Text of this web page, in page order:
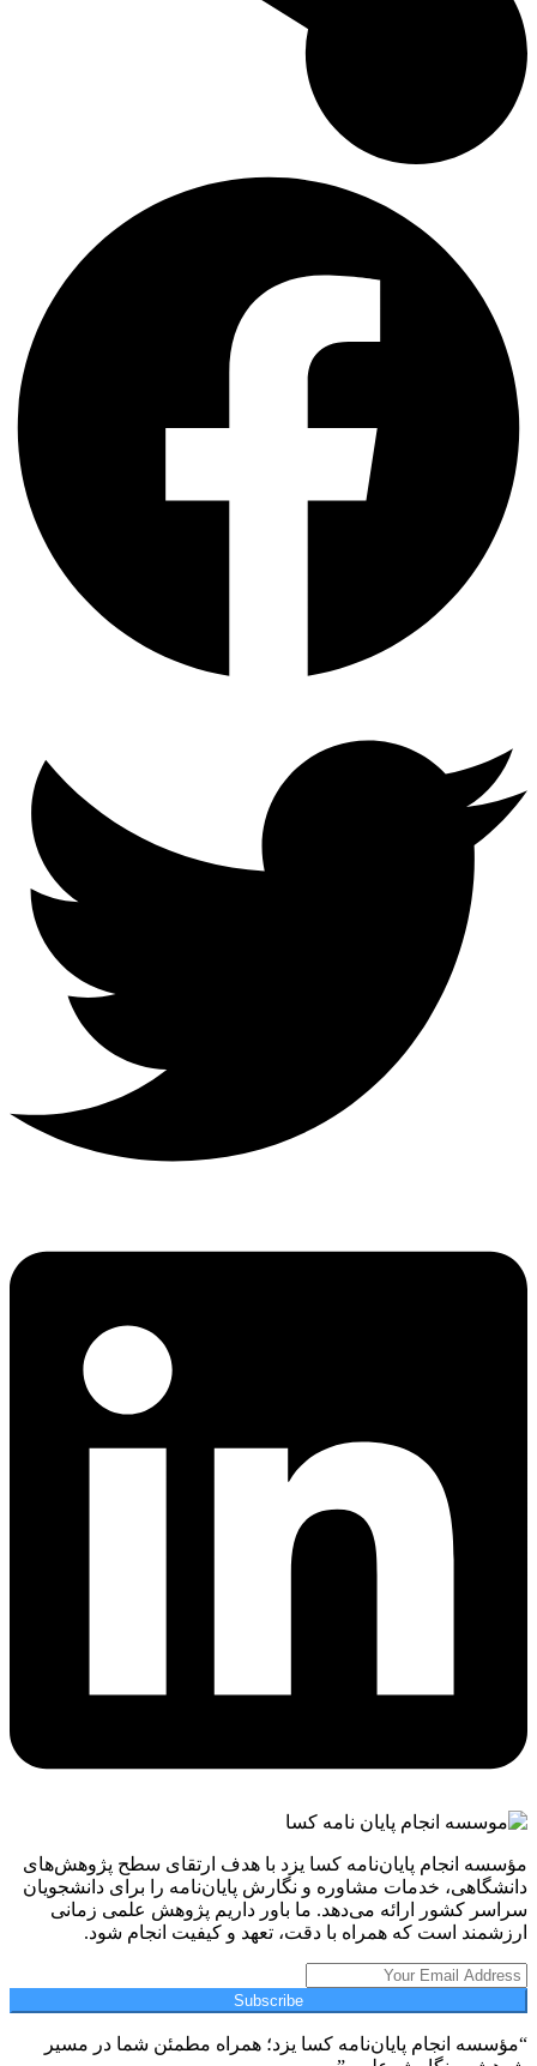
مؤسسه انجام پایان‌نامه کسا یزد با هدف ارتقای سطح پژوهش‌های
دانشگاهی، خدمات مشاوره و نگارش پایان‌نامه را برای دانشجویان
سراسر کشور ارائه می‌دهد. ما باور داریم پژوهش علمی زمانی
ارزشمند است که همراه با دقت، تعهد و کیفیت انجام شود.
Subscribe
“مؤسسه انجام پایان‌نامه کسا یزد؛ همراه مطمئن شما در مسیر